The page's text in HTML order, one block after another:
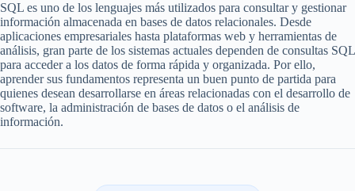
SQL es uno de los lenguajes más utilizados para consultar y gestionar
información almacenada en bases de datos relacionales. Desde
aplicaciones empresariales hasta plataformas web y herramientas de
análisis, gran parte de los sistemas actuales dependen de consultas SQL
para acceder a los datos de forma rápida y organizada. Por ello,
aprender sus fundamentos representa un buen punto de partida para
quienes desean desarrollarse en áreas relacionadas con el desarrollo de
software, la administración de bases de datos o el análisis de
información.